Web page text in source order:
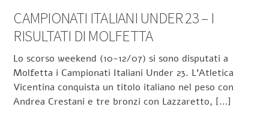
CAMPIONATI ITALIANI UNDER 23 – I
RISULTATI DI MOLFETTA
Lo scorso weekend (10-12/07) si sono disputati a
Molfetta i Campionati Italiani Under 23. L’Atletica
Vicentina conquista un titolo italiano nel peso con
Andrea Crestani e tre bronzi con Lazzaretto, […]